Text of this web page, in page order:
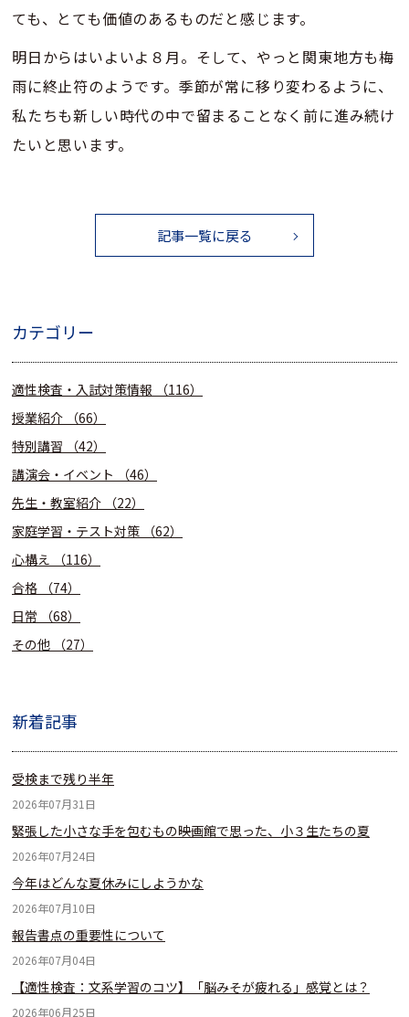
ても、とても価値のあるものだと感じます。
明日からはいよいよ８月。そして、やっと関東地方も梅
雨に終止符のようです。季節が常に移り変わるように、
私たちも新しい時代の中で留まることなく前に進み続け
たいと思います。
記事一覧に戻る
カテゴリー
適性検査・入試対策情報
（116）
授業紹介
（66）
特別講習
（42）
講演会・イベント
（46）
先生・教室紹介
（22）
家庭学習・テスト対策
（62）
心構え
（116）
合格
（74）
日常
（68）
その他
（27）
新着記事
受検まで残り半年
2026年07月31日
緊張した小さな手を包むもの――映画館で思った、小３生たちの夏
2026年07月24日
今年はどんな夏休みにしようかな
2026年07月10日
報告書点の重要性について
2026年07月04日
【適性検査：文系学習のコツ】「脳みそが疲れる」感覚とは？
2026年06月25日